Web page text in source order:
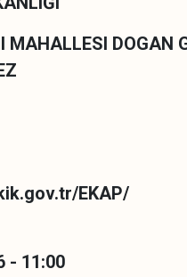
MAHALLESI
EKAP/
- 11:00